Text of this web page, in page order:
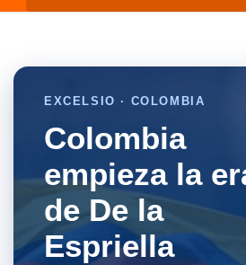
EXCELSIO · COLOMBIA
Colombia
empieza la
de De la
Espriella